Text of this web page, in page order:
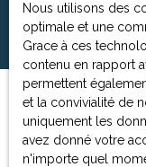
Pertinence
Trier par
Nous utilisons des
optimale et une
Grace à ces
contenu en rapport
permettent
et la convivialité de
uniquement les
avez donné votre
n'importe quel